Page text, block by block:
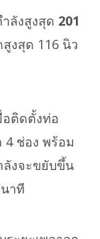
ลังสูงสุด 201
งสุด 116 นิว
อติดตั้งท่อ
4 ช่อง พร้อม
ลังจะขยับขึ้น
าที